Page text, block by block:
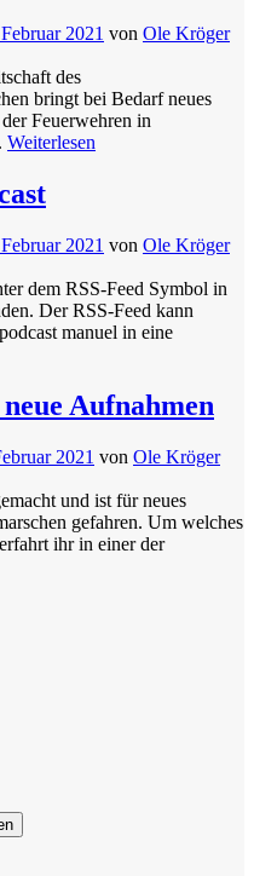
2021 von Ole Kröger
des
bringt bei Bedarf neues
Feuerwehren in
Weiterlesen
2021 von Ole Kröger
dem RSS-Feed Symbol in
Der RSS-Feed kann
manuel in eine
Aufnahmen
2021 von Ole Kröger
und ist für neues
gefahren. Um welches
ihr in einer der